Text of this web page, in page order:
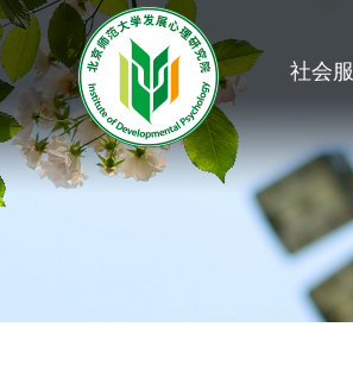
社会